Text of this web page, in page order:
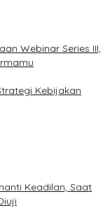
Webinar Series III,
Kebijakan
Keadilan, Saat